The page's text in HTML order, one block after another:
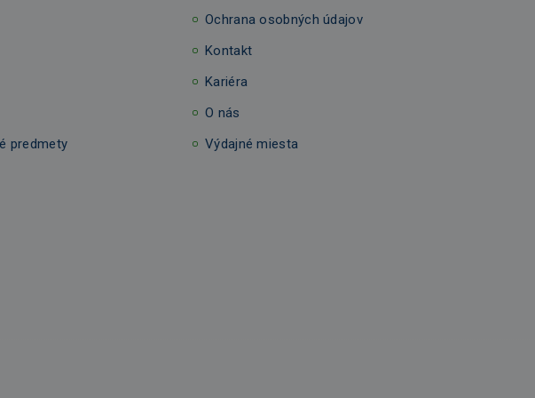
predmety
Ochrana osobných údajov
Kontakt
Kariéra
O nás
Výdajné miesta